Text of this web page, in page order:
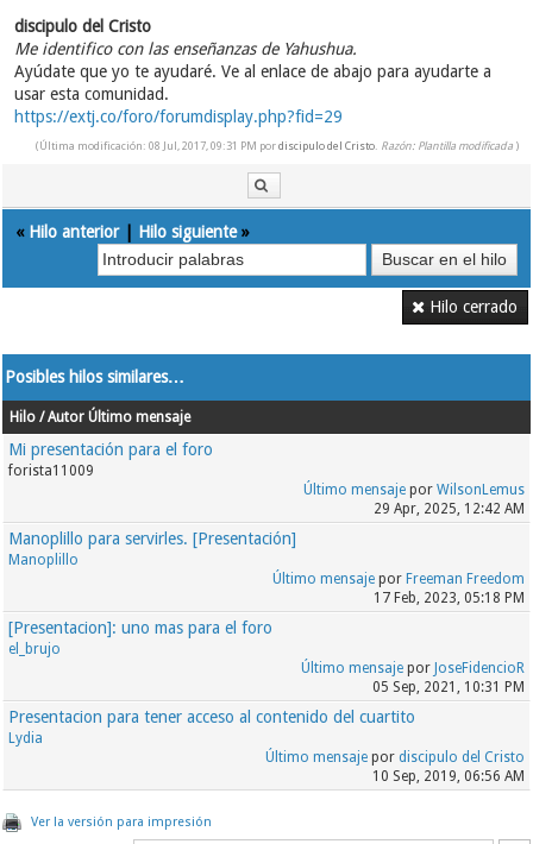
discipulo del Cristo
Me identifico con las enseñanzas de Yahushua.
Ayúdate que yo te ayudaré. Ve al enlace de abajo para ayudarte a
usar esta comunidad.
https://extj.co/foro/forumdisplay.php?fid=29
(Última modificación: 08 Jul, 2017, 09:31 PM pordiscipulo del Cristo. Razón: Plantilla modificada )
« Hilo anterior| Hilo siguiente»
Hilo cerrado
Posibles hilos similares…
Hilo / Autor Último mensaje
Mi presentación para el foro
forista11009
Último mensajepor WilsonLemus
29 Apr, 2025, 12:42 AM
Manoplillo para servirles. [Presentación]
Manoplillo
Último mensajepor Freeman Freedom
17 Feb, 2023, 05:18 PM
[Presentacion]: uno mas para el foro
el_brujo
Último mensajepor JoseFidencioR
05 Sep, 2021, 10:31 PM
Presentacion para tener acceso al contenido del cuartito
Lydia
Último mensajepor discipulo del Cristo
10 Sep, 2019, 06:56 AM
Ver la versión para impresión